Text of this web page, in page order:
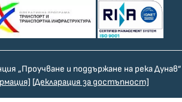
„Проучване и поддържане на река Дунав”
[Декларация за достъпност]